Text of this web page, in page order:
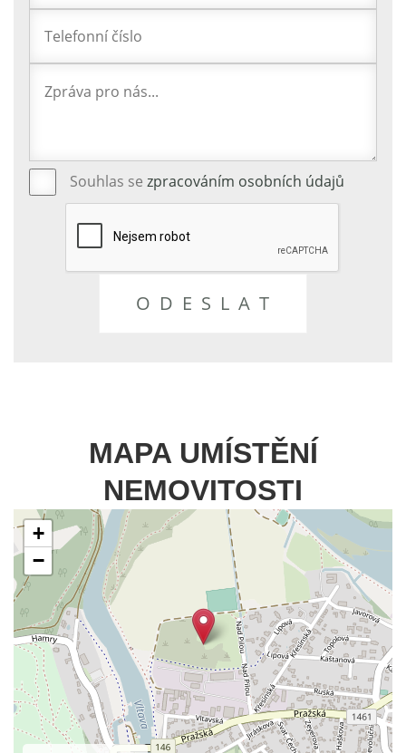
Souhlas se zpracováním osobních údajů
MAPA UMÍSTĚNÍ
NEMOVITOSTI
+
−